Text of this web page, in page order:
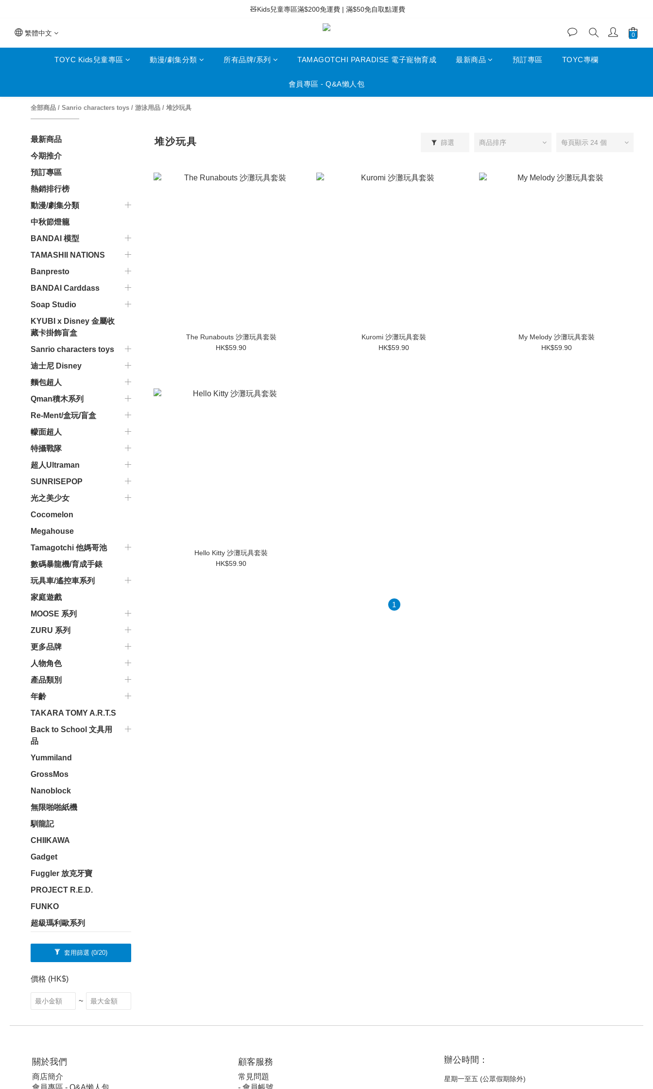
⚡滿$400免運費 | 滿$200免Easy Trade自取點運費
🧸Kids兒童專區滿$200免運費 | 滿$50免自取點運費
⚡滿$400免運費 | 滿$200免Easy Trade自取點運費
繁體中文
TOYC Kids兒童專區 動漫/劇集分類 所有品牌/系列 TAMAGOTCHI PARADISE 電子寵物育成 最新商品 預訂專區 TOYC專欄
會員專區 - Q&A懶人包
全部商品 / Sanrio characters toys / 游泳用品 / 堆沙玩具
最新商品
今期推介
預訂專區
熱銷排行榜
動漫/劇集分類
中秋節燈籠
BANDAI 模型
TAMASHII NATIONS
Banpresto
BANDAI Carddass
Soap Studio
KYUBI x Disney 金屬收
藏卡掛飾盲盒
Sanrio characters toys
迪士尼 Disney
麵包超人
Qman積木系列
Re-Ment/盒玩/盲盒
幪面超人
特攝戰隊
超人Ultraman
SUNRISEPOP
光之美少女
Cocomelon
Megahouse
Tamagotchi 他媽哥池
數碼暴龍機/育成手錶
玩具車/遙控車系列
家庭遊戲
MOOSE 系列
ZURU 系列
更多品牌
人物角色
產品類別
年齡
TAKARA TOMY A.R.T.S
Back to School 文具用
品
Yummiland
GrossMos
Nanoblock
無限啪啪紙機
馴龍記
CHIIKAWA
Gadget
Fuggler 放克牙寶
PROJECT R.E.D.
FUNKO
超級瑪利歐系列
套用篩選 (0/20)
價格 (HK$)
~
堆沙玩具 篩選 商品排序 每頁顯示 24 個
The Runabouts 沙灘玩具套裝
HK$59.90
Kuromi 沙灘玩具套裝
HK$59.90
My Melody 沙灘玩具套裝
HK$59.90
Hello Kitty 沙灘玩具套裝
HK$59.90
1
關於我們
商店簡介
會員專區 - Q&A懶人包
顧客服務
常見問題
- 會員帳號
辦公時間：
星期一至五 (公眾假期除外)